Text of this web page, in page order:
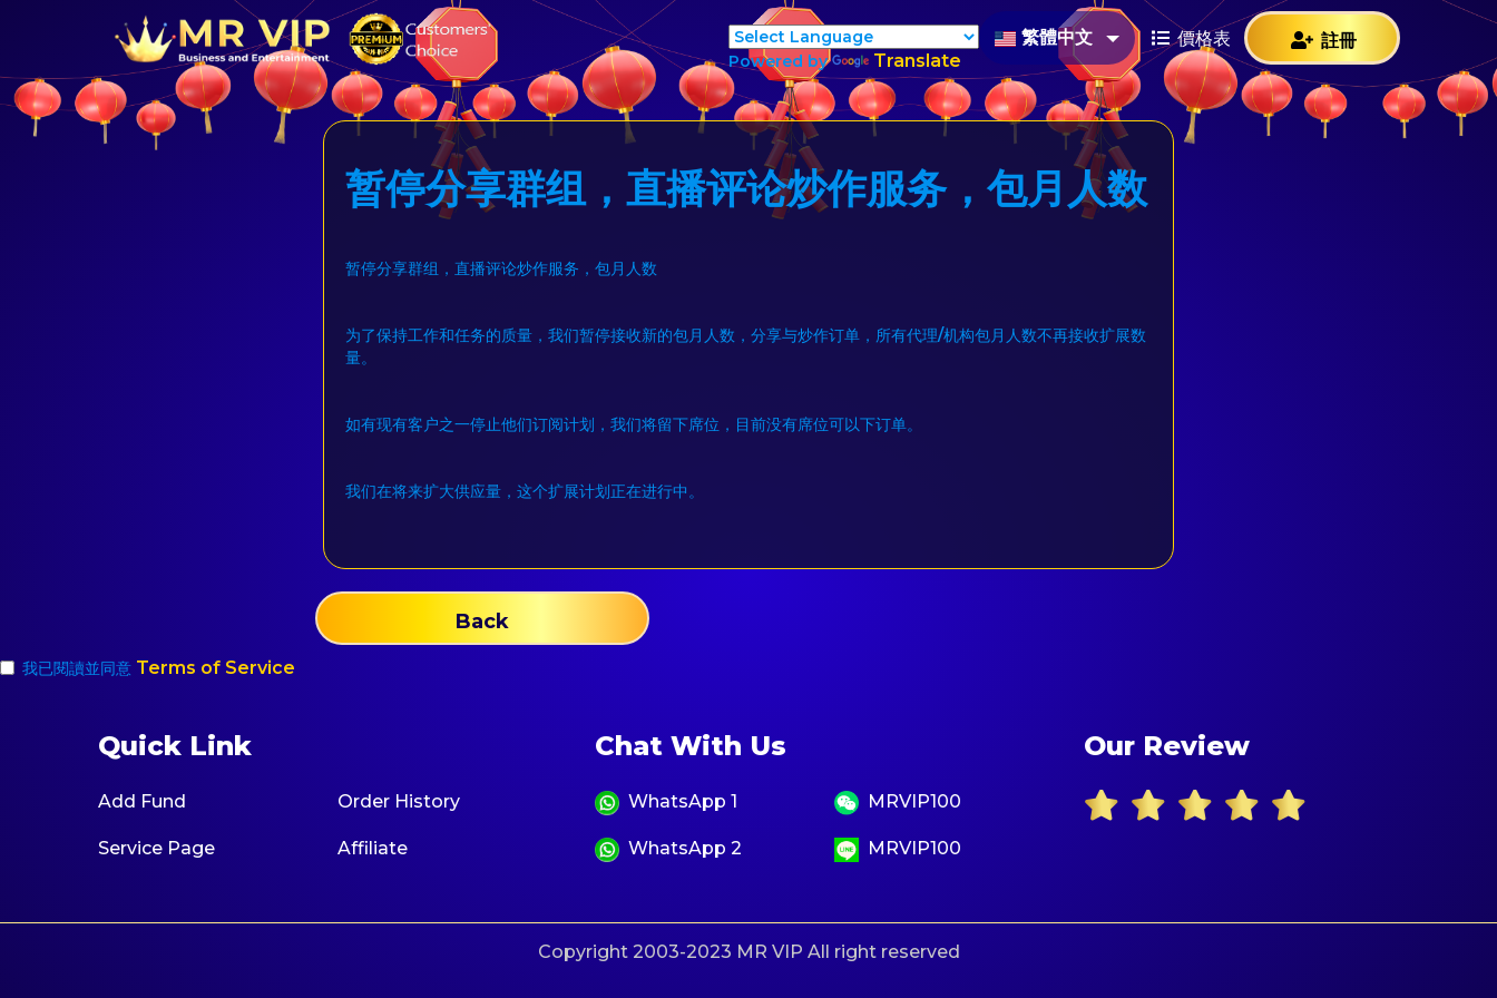
Powered by Translate
繁體中文 價格表 註冊
暂停分享群组，直播评论炒作服务，包月人数
暂停分享群组，直播评论炒作服务，包月人数
为了保持工作和任务的质量，我们暂停接收新的包月人数，分享与炒作订单，所有代理/机构包月人数不再接收扩展数
量。
如有现有客户之一停止他们订阅计划，我们将留下席位，目前没有席位可以下订单。
我们在将来扩大供应量，这个扩展计划正在进行中。
Back
我已閱讀並同意 Terms of Service
Quick Link
Add Fund Order History
Service Page Affiliate
Chat With Us
WhatsApp 1 MRVIP100
WhatsApp 2 MRVIP100
Our Review
Copyright 2003-2023 MR VIP All right reserved